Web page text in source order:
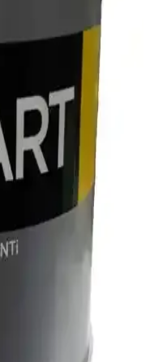
ile Küçük
parlak ve dayanıklı
hemen keşfedin!
Tercihi: Arc 105
reçinesi ile estetik ve
Epoksi
İçin
Reçine, yüksek
profesyonel ve hobi
Kullanımı